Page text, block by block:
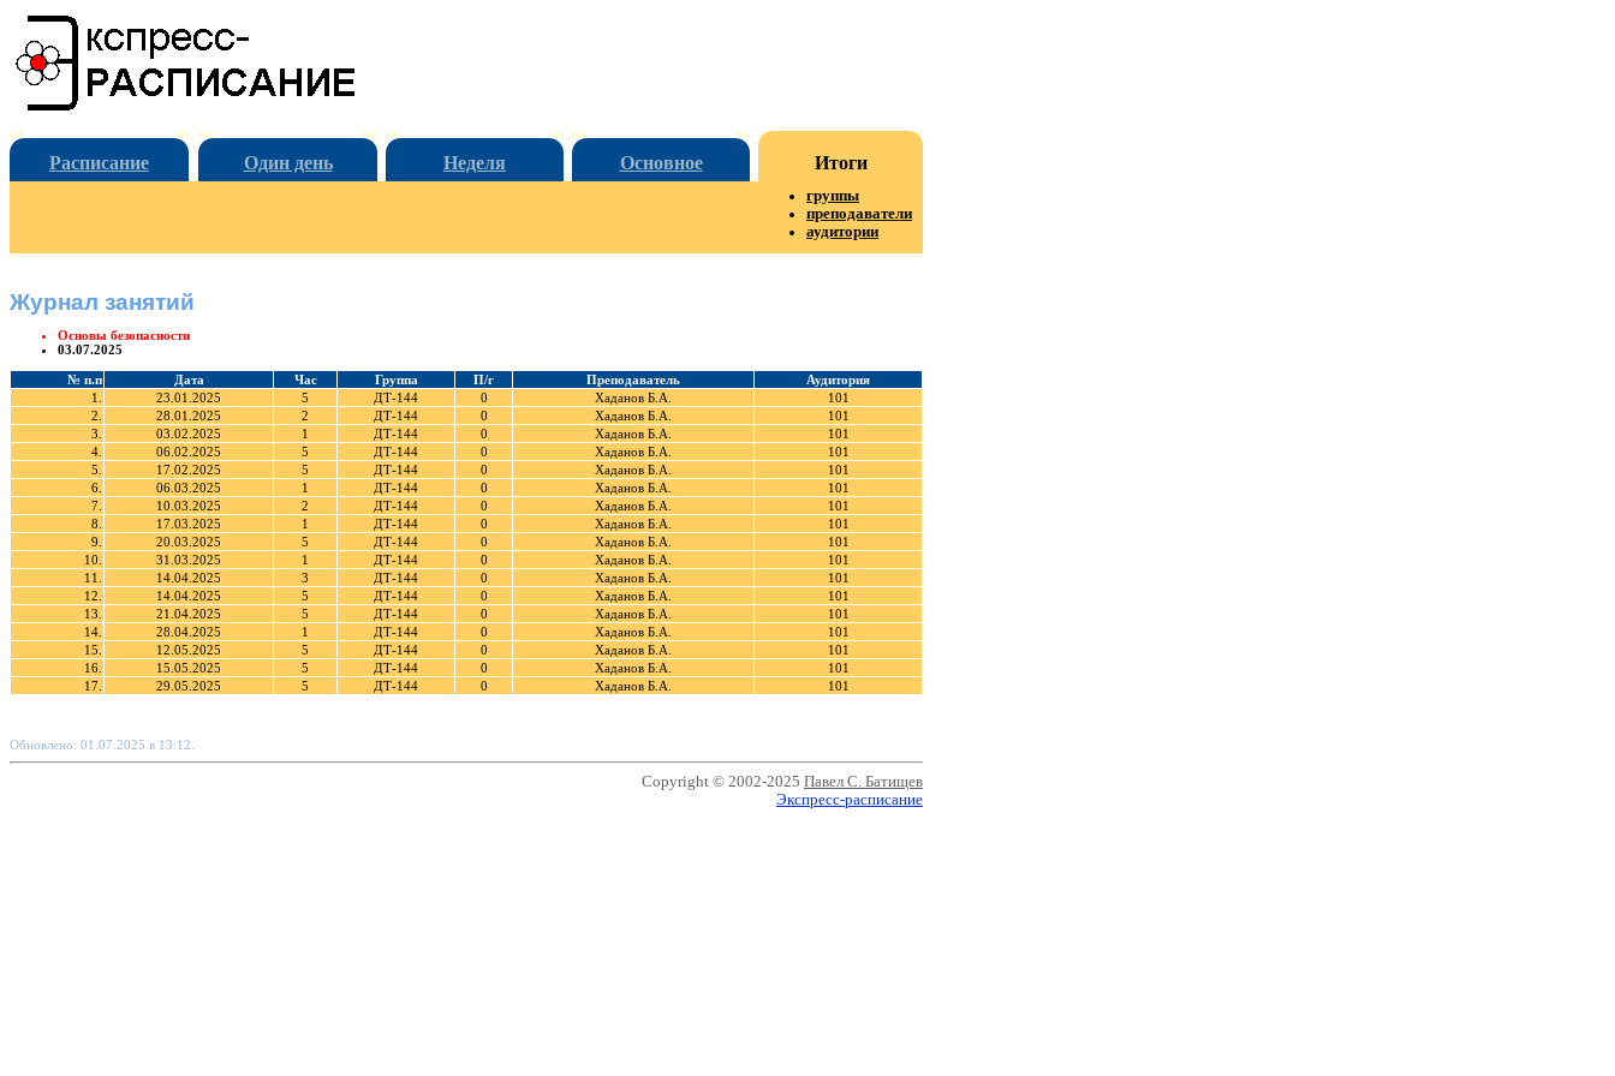
Расписание Один день Неделя Основное Итоги
группы
преподаватели
аудитории
Журнал занятий
Основы безопасности
03.07.2025
№ п.п Дата Час Группа П/г Преподаватель
Аудитория
1.
23.01.2025 5 ДТ-144 0 Хаданов Б.А.
101
2.
28.01.2025 2 ДТ-144 0 Хаданов Б.А.
101
3.
03.02.2025 1 ДТ-144 0 Хаданов Б.А.
101
4.
06.02.2025 5 ДТ-144 0 Хаданов Б.А.
101
5.
17.02.2025 5 ДТ-144 0 Хаданов Б.А.
101
6.
06.03.2025 1 ДТ-144 0 Хаданов Б.А.
101
7.
10.03.2025 2 ДТ-144 0 Хаданов Б.А.
101
8.
17.03.2025 1 ДТ-144 0 Хаданов Б.А.
101
9.
20.03.2025 5 ДТ-144 0 Хаданов Б.А.
101
10.
31.03.2025 1 ДТ-144 0 Хаданов Б.А.
101
11.
14.04.2025 3 ДТ-144 0 Хаданов Б.А.
101
12.
14.04.2025 5 ДТ-144 0 Хаданов Б.А.
101
13.
21.04.2025 5 ДТ-144 0 Хаданов Б.А.
101
14.
28.04.2025 1 ДТ-144 0 Хаданов Б.А.
101
15.
12.05.2025 5 ДТ-144 0 Хаданов Б.А.
101
16.
15.05.2025 5 ДТ-144 0 Хаданов Б.А.
101
17.
29.05.2025 5 ДТ-144 0 Хаданов Б.А. 101
Обновлено: 01.07.2025 в 13:12.
Copyright © 2002-2025 Павел С. Батищев
Экспресс-расписание